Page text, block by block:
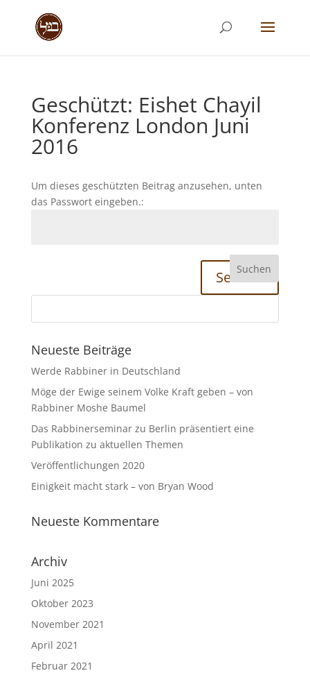
Geschützt: Eishet Chayil
Konferenz London Juni
2016
Um dieses geschützten Beitrag anzusehen, unten
das Passwort eingeben.:
Senden
Neueste Beiträge
Werde Rabbiner in Deutschland
Möge der Ewige seinem Volke Kraft geben – von
Rabbiner Moshe Baumel
Das Rabbinerseminar zu Berlin präsentiert eine
Publikation zu aktuellen Themen
Veröffentlichungen 2020
Einigkeit macht stark – von Bryan Wood
Neueste Kommentare
Archiv
Juni 2025
Oktober 2023
November 2021
April 2021
Februar 2021